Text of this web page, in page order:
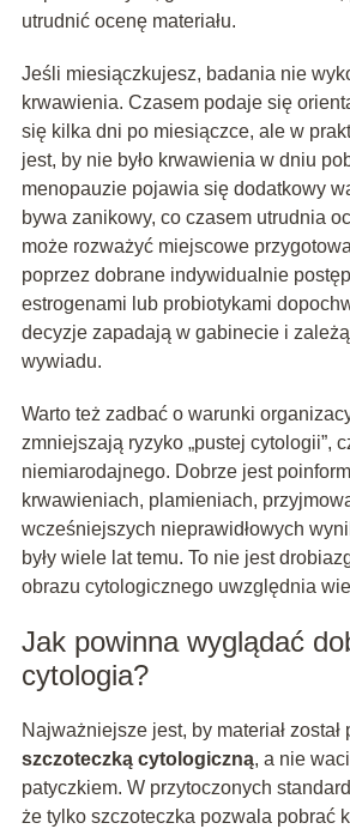
utrudnić ocenę materiału.
Jeśli miesiączkujesz, badania nie
krwawienia. Czasem podaje się
się kilka dni po miesiączce, ale w
jest, by nie było krwawienia w dniu
menopauzie pojawia się dodatkowy
bywa zanikowy, co czasem utrudnia
może rozważyć miejscowe
poprzez dobrane indywidualnie
estrogenami lub probiotykami
decyzje zapadają w gabinecie i
wywiadu.
Warto też zadbać o warunki
zmniejszają ryzyko „pustej cytologii”,
niemiarodajnego. Dobrze jest
krwawieniach, plamieniach,
wcześniejszych nieprawidłowych
były wiele lat temu. To nie jest
obrazu cytologicznego uwzględnia
Jak powinna wyglądać
cytologia?
Najważniejsze jest, by materiał został
szczoteczką cytologiczną, a nie
patyczkiem. W przytoczonych
że tylko szczoteczka pozwala pobrać